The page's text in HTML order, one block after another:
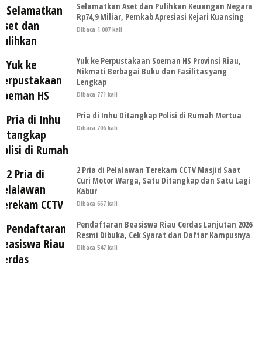
Selamatkan Aset dan Pulihkan Keuangan Negara
Rp74,9 Miliar, Pemkab Apresiasi Kejari Kuansing
Dibaca 1.007 kali
Yuk ke Perpustakaan Soeman HS Provinsi Riau,
Nikmati Berbagai Buku dan Fasilitas yang
Lengkap
Dibaca 771 kali
Pria di Inhu Ditangkap Polisi di Rumah Mertua
Dibaca 706 kali
2 Pria di Pelalawan Terekam CCTV Masjid Saat
Curi Motor Warga, Satu Ditangkap dan Satu Lagi
Kabur
Dibaca 667 kali
Pendaftaran Beasiswa Riau Cerdas Lanjutan 2026
Resmi Dibuka, Cek Syarat dan Daftar Kampusnya
Dibaca 547 kali